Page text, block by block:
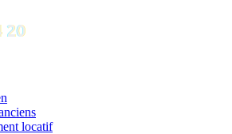
locatif